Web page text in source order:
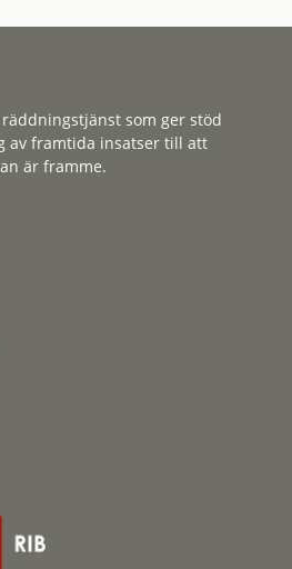
som ger stöd
av framtida insatser till att
är framme.